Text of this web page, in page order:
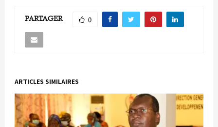
PARTAGER 0
ARTICLES SIMILAIRES